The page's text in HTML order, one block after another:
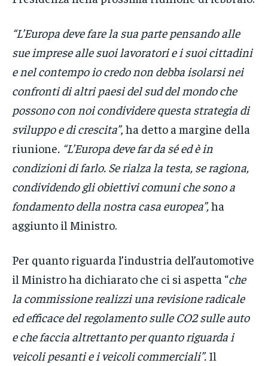
“L’Europa deve fare la sua parte pensando alle
sue imprese alle suoi lavoratori e i suoi cittadini
e nel contempo io credo non debba isolarsi nei
confronti di altri paesi del sud del mondo che
possono con noi condividere questa strategia di
sviluppo e di crescita”, ha detto a margine della
riunione. “L’Europa deve far da sé ed è in
condizioni di farlo. Se rialza la testa, se ragiona,
condividendo gli obiettivi comuni che sono a
fondamento della nostra casa europea”,ha
aggiunto il Ministro.
Per quanto riguarda l’industria dell’automotive
il Ministro ha dichiarato che ci si aspetta “che
la commissione realizzi una revisione radicale
ed efficace del regolamento sulle CO2 sulle auto
e che faccia altrettanto per quanto riguarda i
veicoli pesanti e i veicoli commerciali”. Il